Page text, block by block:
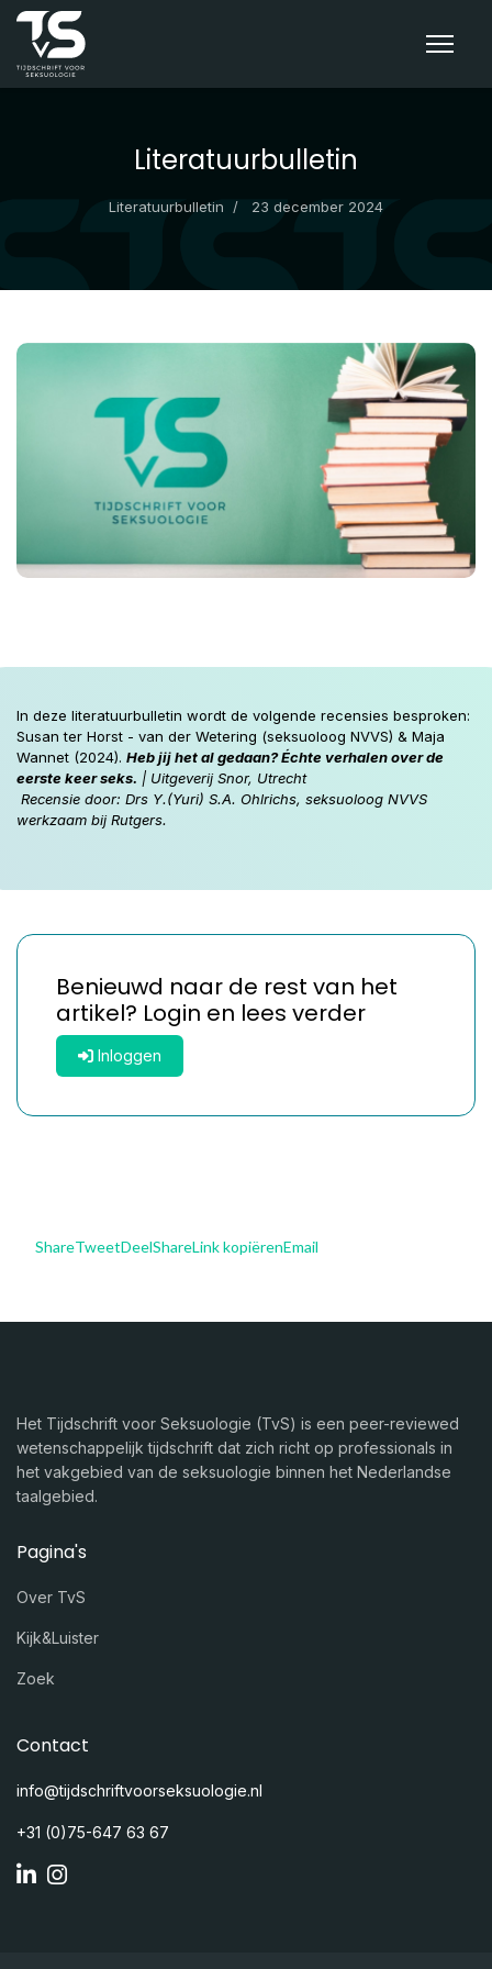
Literatuurbulletin
Literatuurbulletin 23 december 2024
In deze literatuurbulletin wordt de volgende recensies besproken:
Susan ter Horst - van der Wetering (seksuoloog NVVS) & Maja
Wannet (2024). Heb jij het al gedaan? Échte verhalen over de
eerste keer seks. | Uitgeverij Snor, Utrecht
Recensie door: Drs Y.(Yuri) S.A. Ohlrichs, seksuoloog NVVS
werkzaam bij Rutgers.
Benieuwd naar de rest van het
artikel? Login en lees verder
Inloggen
ShareTweetDeelShareLink kopiërenEmail
Het Tijdschrift voor Seksuologie (TvS) is een peer-reviewed
wetenschappelijk tijdschrift dat zich richt op professionals in
het vakgebied van de seksuologie binnen het Nederlandse
taalgebied.
Pagina's
Over TvS
Kijk&Luister
Zoek
Contact
info@tijdschriftvoorseksuologie.nl
+31 (0)75-647 63 67